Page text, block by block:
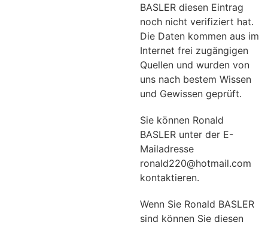
BASLER diesen Eintrag
noch nicht verifiziert hat.
Die Daten kommen aus im
Internet frei zugängigen
Quellen und wurden von
uns nach bestem Wissen
und Gewissen geprüft.
Sie können Ronald
BASLER unter der E-
Mailadresse
ronald220@hotmail.com
kontaktieren.
Wenn Sie Ronald BASLER
sind können Sie diesen